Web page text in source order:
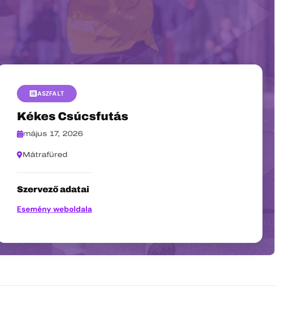
ASZFALT
Kékes Csúcsfutás
május 17, 2026
Mátrafüred
Szervező adatai
Esemény weboldala